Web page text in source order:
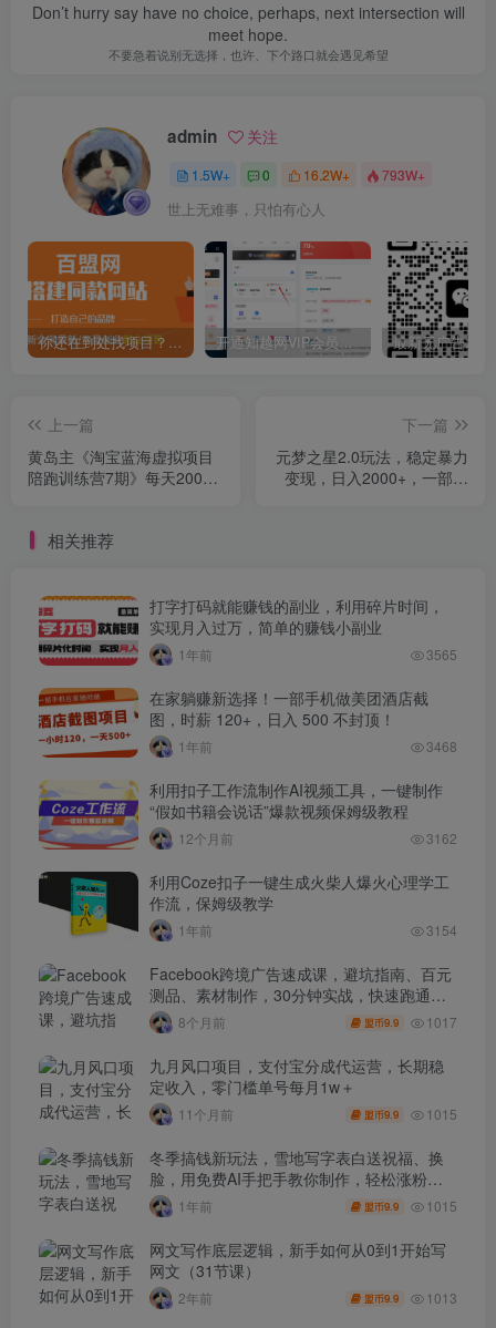
Don’t hurry say have no choice, perhaps, next intersection will
meet hope.
不要急着说别无选择，也许、下个路口就会遇见希望
admin 关注
1.5W+ 0 16.2W+ 793W+
世上无难事，只怕有心人
你还在到处找项目？还在当韭菜？我靠卖项目一个月收入5万+，曾经我也是个失败者。 开通知越网VIP会员，尊享全站资源免费下载，享70%的推广提成！！【限时五折优惠】
上一篇
黄岛主《淘宝蓝海虚拟项目
陪跑训练营7期》每天200到
下一篇
元梦之星2.0玩法，稳定暴力
变现，日入2000+，一部手
相关推荐
打字打码就能赚钱的副业，利用碎片时间，
实现月入过万，简单的赚钱小副业
1年前 3565
在家躺赚新选择！一部手机做美团酒店截
图，时薪 120+，日入 500 不封顶！
1年前 3468
利用扣子工作流制作AI视频工具，一键制作
“假如书籍会说话”爆款视频保姆级教程
12个月前 3162
利用Coze扣子一键生成火柴人爆火心理学工
作流，保姆级教学
1年前 3154
Facebook跨境广告速成课，避坑指南、百元
测品、素材制作，30分钟实战，快速跑通首
单出单8个月前 盟币9.9 1017
九月风口项目，支付宝分成代运营，长期稳
定收入，零门槛单号每月1w＋
11个月前 盟币9.9 1015
冬季搞钱新玩法，雪地写字表白送祝福、换
脸，用免费AI手把手教你制作，轻松涨粉
3.5w，接单到手软
1年前 盟币9.9 1015
网文写作底层逻辑，新手如何从0到1开始写
网文（31节课）
2年前 盟币9.9 1013